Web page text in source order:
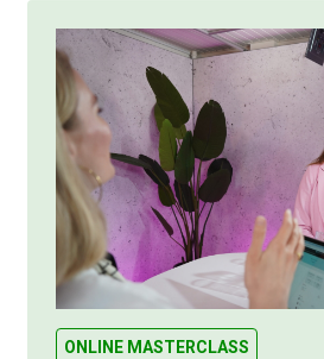
ONLINE MASTERCLASS